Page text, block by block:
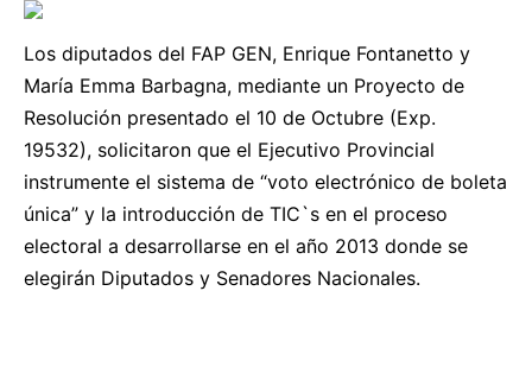
Los diputados del FAP GEN, Enrique Fontanetto y
María Emma Barbagna, mediante un Proyecto de
Resolución presentado el 10 de Octubre (Exp.
19532), solicitaron que el Ejecutivo Provincial
instrumente el sistema de “voto electrónico de boleta
única” y la introducción de TIC`s en el proceso
electoral a desarrollarse en el año 2013 donde se
elegirán Diputados y Senadores Nacionales.